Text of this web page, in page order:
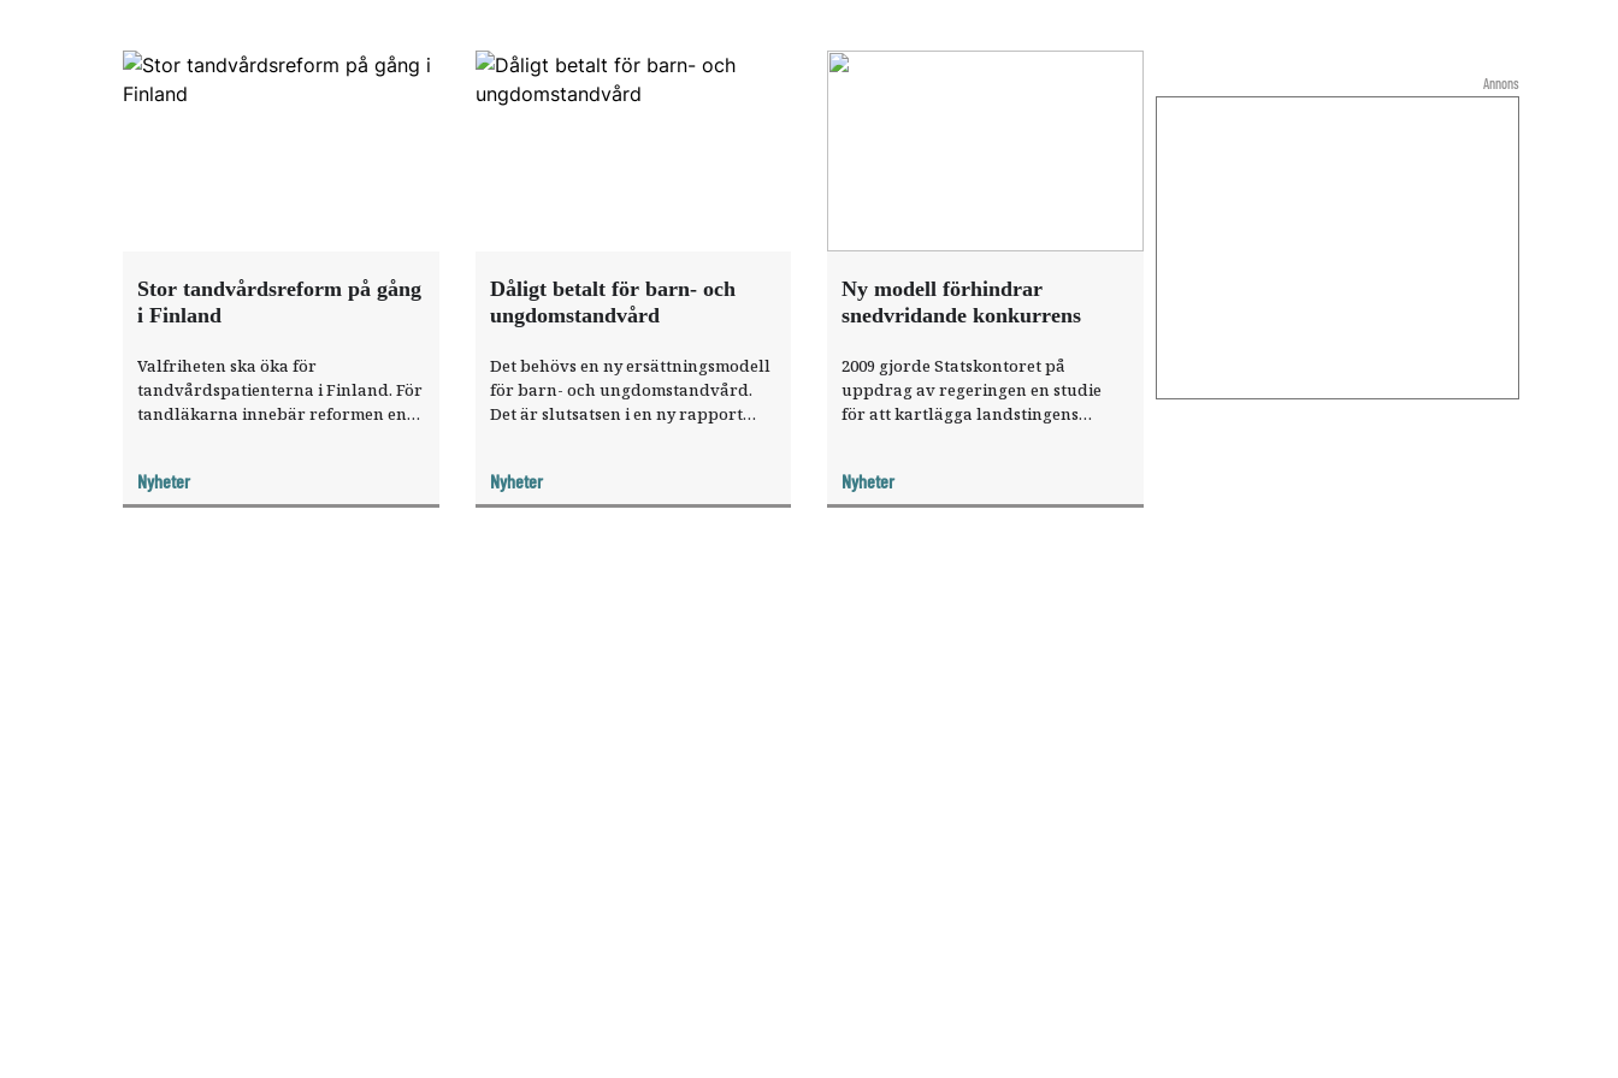
Stor tandvårdsreform på gång
i Finland
Valfriheten ska öka för
tandvårdspatienterna i Finland. För
tandläkarna innebär reformen en
politikerna inte sätter ner foten
skapar den också osäkerhet.
Nyheter
Dåligt betalt för barn- och
ungdomstandvård
Det behövs en ny ersättningsmodell
för barn- och ungdomstandvård.
Det är slutsatsen i en ny rapport
Nyheter
Ny modell förhindrar
snedvridande konkurrens
2009 gjorde Statskontoret på
uppdrag av regeringen en studie
för att kartlägga landstingens
det möjligt för utomstående att
avgöra om det förekom
Nyheter
Annons